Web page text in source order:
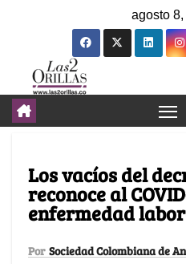
agosto
Los vacíos del
reconoce al
enfermedad
Por Sociedad Colombiana de